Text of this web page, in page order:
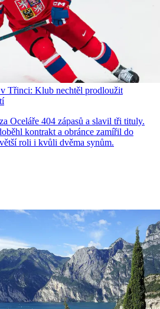
Třinci: Klub nechtěl prodloužit
Oceláře 404 zápasů a slavil tři tituly.
kontrakt a obránce zamířil do
roli i kvůli dvěma synům.